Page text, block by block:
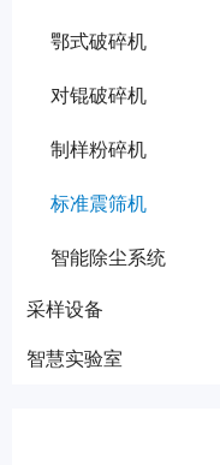
鄂式破碎机
对锟破碎机
制样粉碎机
标准震筛机
智能除尘系统
采样设备
智慧实验室